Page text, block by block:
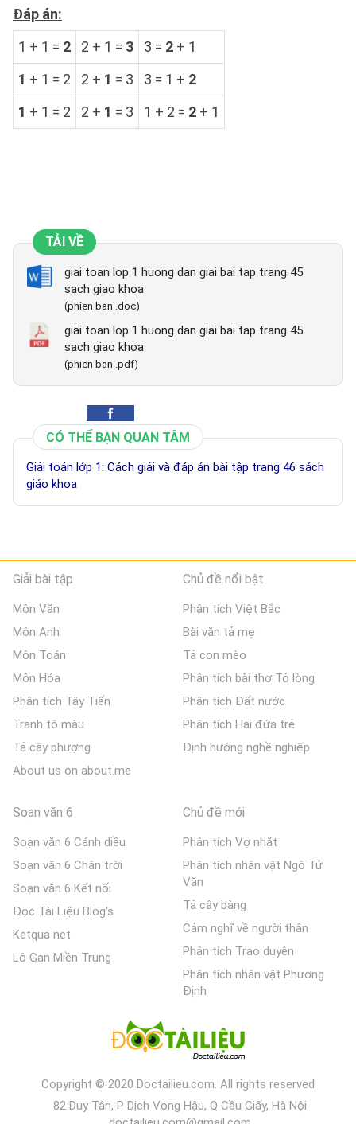
Đáp án:
1 + 1 = 2 2 + 1 = 3 3 = 2 + 1
1 + 1 = 2 2 + 1 = 3 3 = 1 + 2
1 + 1 = 2 2 + 1 = 3 1 + 2 = 2 + 1
TẢI VỀ
giai toan lop 1 huong dan giai bai tap trang 45
sach giao khoa
(phien ban .doc)
giai toan lop 1 huong dan giai bai tap trang 45
sach giao khoa
(phien ban .pdf)
CÓ THỂ BẠN QUAN TÂM
Giải toán lớp 1: Cách giải và đáp án bài tập trang 46 sách
giáo khoa
Giải bài tập
Môn Văn
Môn Anh
Môn Toán
Môn Hóa
Phân tích Tây Tiến
Tranh tô màu
Tả cây phượng
About us on about.me
Chủ đề nổi bật
Phân tích Việt Bắc
Bài văn tả mẹ
Tả con mèo
Phân tích bài thơ Tỏ lòng
Phân tích Đất nước
Phân tích Hai đứa trẻ
Định hướng nghề nghiệp
Soạn văn 6
Soạn văn 6 Cánh diều
Soạn văn 6 Chân trời
Soạn văn 6 Kết nối
Đọc Tài Liệu Blog's
Ketqua net
Lô Gan Miền Trung
Chủ đề mới
Phân tích Vợ nhặt
Phân tích nhân vật Ngô Tử
Văn
Tả cây bàng
Cảm nghĩ về người thân
Phân tích Trao duyên
Phân tích nhân vật Phương
Định
Copyright © 2020 Doctailieu.com. All rights reserved
82 Duy Tân, P Dịch Vọng Hậu, Q Cầu Giấy, Hà Nội